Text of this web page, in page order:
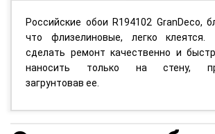
Российские обои R194102 GranDeco,
что флизелиновые, легко клеятся.
сделать ремонт качественно и
наносить только на стену,
загрунтовав ее.